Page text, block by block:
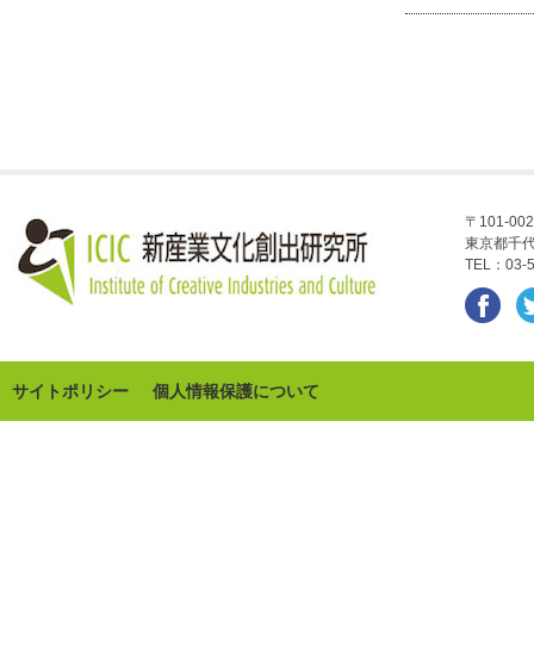
〒101-
東京都千
TEL：
サイトポリシー 個人情報保護について